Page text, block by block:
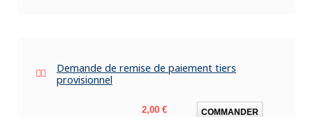
Demande de remise de paiement tiers
provisionnel
Prix
2,00 € COMMANDER